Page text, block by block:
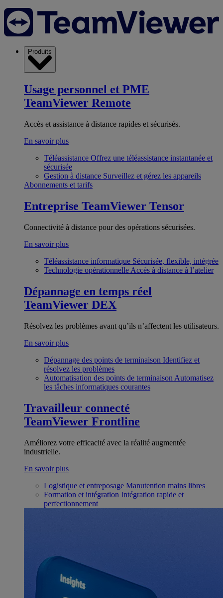
Produits
Usage personnel et PME
TeamViewer Remote
Accès et assistance à distance rapides et sécurisés.
En savoir plus
Téléassistance Offrez une téléassistance instantanée et
sécurisée
Gestion à distance Surveillez et gérez les appareils
Abonnements et tarifs
Entreprise TeamViewer Tensor
Connectivité à distance pour des opérations sécurisées.
En savoir plus
Téléassistance informatique Sécurisée, flexible, intégrée
Technologie opérationnelle Accès à distance à l’atelier
Dépannage en temps réel
TeamViewer DEX
Résolvez les problèmes avant qu’ils n’affectent les utilisateurs.
En savoir plus
Dépannage des points de terminaison Identifiez et
résolvez les problèmes
Automatisation des points de terminaison Automatisez
les tâches informatiques courantes
Travailleur connecté
TeamViewer Frontline
Améliorez votre efficacité avec la réalité augmentée
industrielle.
En savoir plus
Logistique et entreposage Manutention mains libres
Formation et intégration Intégration rapide et
perfectionnement